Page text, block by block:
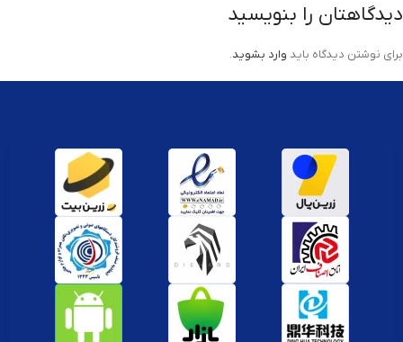
دیدگاهتان را بنویسید
برای نوشتن دیدگاه باید وارد بشوید.